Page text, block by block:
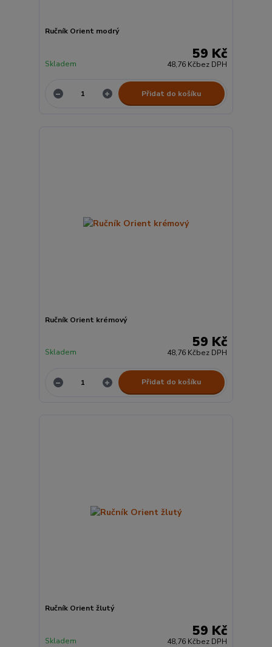
Ručník Orient modrý
59 Kč
48,76 Kčbez DPH
Skladem
Přidat do košíku
Ručník Orient krémový
59 Kč
48,76 Kčbez DPH
Skladem
Přidat do košíku
Ručník Orient žlutý
59 Kč
48,76 Kčbez DPH
Skladem